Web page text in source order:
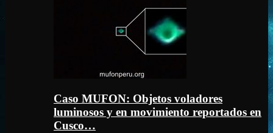
Caso MUFON: Objetos voladores
luminosos y en movimiento reportados en
Cusco…